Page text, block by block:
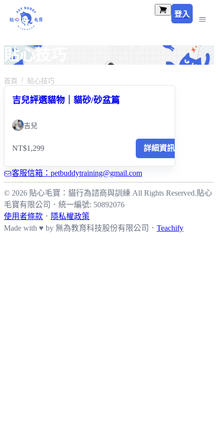
登入
貼心技巧
首頁 貼心技巧
吉兒評選貓物｜貓砂/砂盆篇
吉兒
NT$1,299 詳細資訊
客服信箱：petbuddytraining@gmail.com
© 2026 貼心毛寶：貓行為諮商與訓練 All Rights Reserved.貼心
毛寶有限公司
． 統一編號: 50892076
使用者條款 ． 隱私權政策
Made with ♥ by 無為教育科技股份有限公司． Teachify